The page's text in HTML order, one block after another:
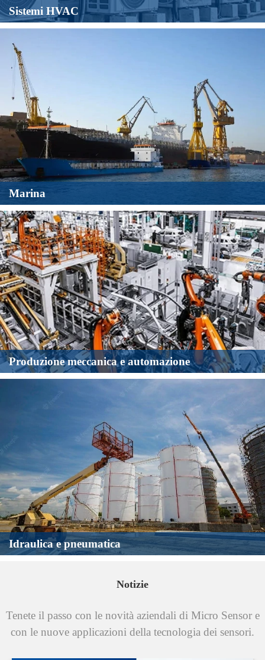
Petrolio e gas
MicroSensor ha una vasta esperienza nel monitoraggio di
petrolio e gas, che comprende strutture offshore e onshore,
oleodotti e operazioni in acque profonde.
Energia rinnovabile
MicroSensor contribuisce allo sviluppo sostenibile fornendo
soluzioni globali di misurazione e controllo delle energie
Gas industriali
Attraverso un'ampia gamma di strumenti di rilevamento e
monitoraggio, MicroSensor controlla la pressione dei gas
industriali in tempo reale, mentre vengono prodotti,
Sistemi HVAC
Marina
Produzione meccanica e automazione
Idraulica e pneumatica
Notizie
Tenete il passo con le novità aziendali di Micro Sensor e
con le nuove applicazioni della tecnologia dei sensori.